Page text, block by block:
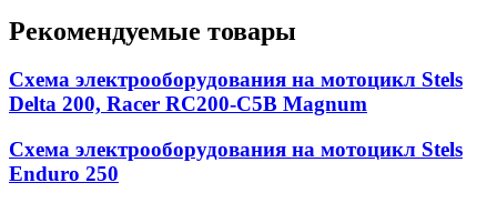
Рекомендуемые товары
Схема электрооборудования на мотоцикл Stels
Delta 200, Racer RC200-C5B Magnum
Схема электрооборудования на мотоцикл Stels
Enduro 250